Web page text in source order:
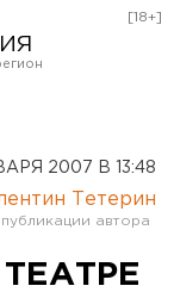
[18+]
2007 В 13:48
Тетерин